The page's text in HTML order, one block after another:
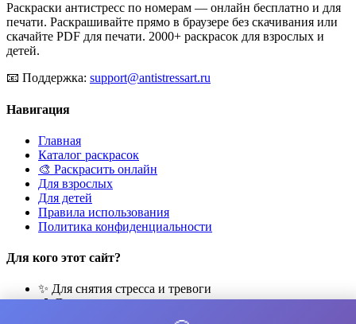
Раскраски антистресс по номерам — онлайн бесплатно и для
печати. Раскрашивайте прямо в браузере без скачивания или
скачайте PDF для печати. 2000+ раскрасок для взрослых и
детей.
📧 Поддержка: support@antistressart.ru
Навигация
Главная
Каталог раскрасок
🎨 Раскрасить онлайн
Для взрослых
Для детей
Правила использования
Политика конфиденциальности
Для кого этот сайт?
✨ Для снятия стресса и тревоги
🎨 Для развития креативности
🧘 Для медитации и расслабления